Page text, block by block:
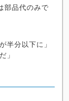
部品代のみで
半分以下に」
」